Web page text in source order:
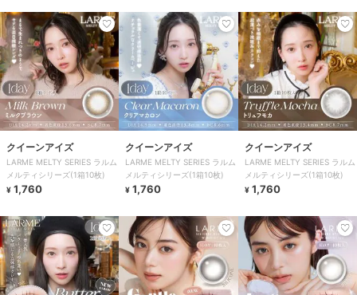
クイーンアイズ
LARME MELTY SERIES ラルム
メルティシリーズ(1箱10枚)
¥ 1,760
クイーンアイズ
LARME MELTY SERIES ラルム
メルティシリーズ(1箱10枚)
¥ 1,760
クイーンアイズ
LARME MELTY SERIES ラルム
メルティシリーズ(1箱10枚)
¥ 1,760